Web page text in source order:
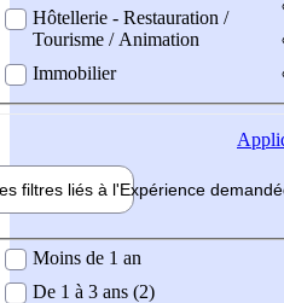
Hôtellerie - Restauration /
Tourisme / Animation
Immobilier
filtres liés à l'Expérience
demandée
Moins de 1 an
De 1 à 3 ans (2)